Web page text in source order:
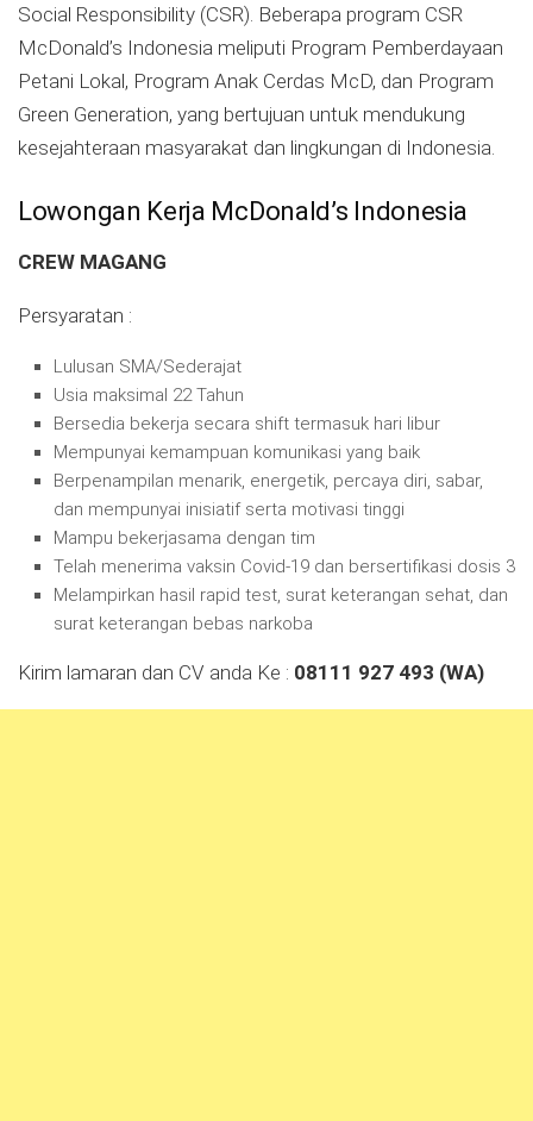
Social Responsibility (CSR). Beberapa program CSR
McDonald’s Indonesia meliputi Program Pemberdayaan
Petani Lokal, Program Anak Cerdas McD, dan Program
Green Generation, yang bertujuan untuk mendukung
kesejahteraan masyarakat dan lingkungan di Indonesia.
Lowongan Kerja McDonald’s Indonesia
CREW MAGANG
Persyaratan :
Lulusan SMA/Sederajat
Usia maksimal 22 Tahun
Bersedia bekerja secara shift termasuk hari libur
Mempunyai kemampuan komunikasi yang baik
Berpenampilan menarik, energetik, percaya diri, sabar,
dan mempunyai inisiatif serta motivasi tinggi
Mampu bekerjasama dengan tim
Telah menerima vaksin Covid-19 dan bersertifikasi dosis 3
Melampirkan hasil rapid test, surat keterangan sehat, dan
surat keterangan bebas narkoba
Kirim lamaran dan CV anda Ke : 08111 927 493 (WA)